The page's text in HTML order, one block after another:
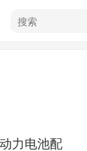
力电池配